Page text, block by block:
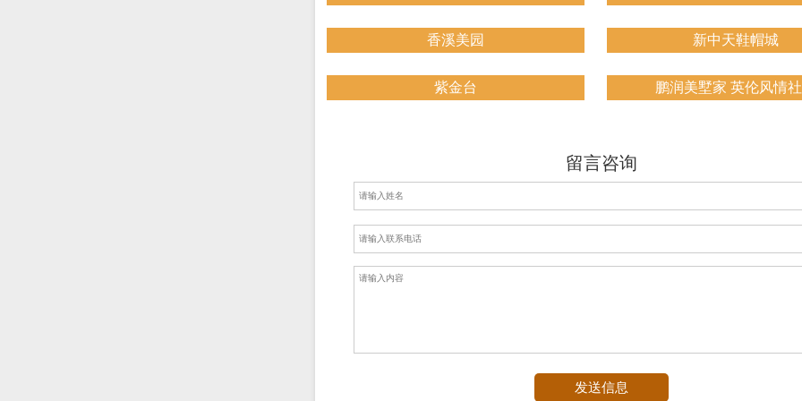
香溪美园 新中天鞋帽城
紫金台 鹏润美墅家 英伦风情
留言咨询